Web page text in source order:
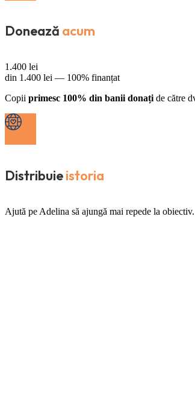
Donează acum
1.400 lei
din 1.400 lei — 100% finanțat
Copii primesc 100% din banii donați de către
Distribuieistoria
Ajută pe Adelina să ajungă mai repede la obiectiv.